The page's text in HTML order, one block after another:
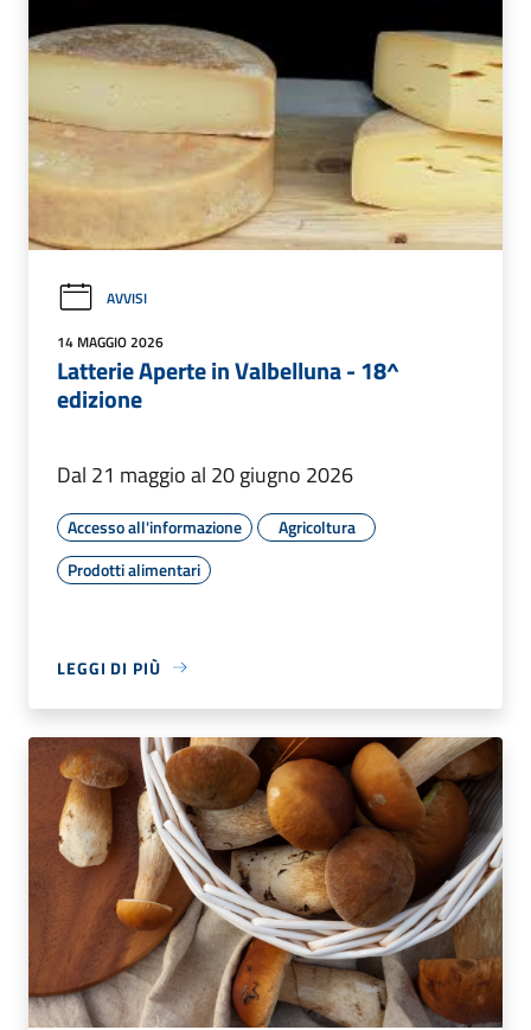
AVVISI
14 MAGGIO 2026
Latterie Aperte in Valbelluna - 18^
edizione
Dal 21 maggio al 20 giugno 2026
Accesso all'informazione
Agricoltura
Prodotti alimentari
LEGGI DI PIÙ